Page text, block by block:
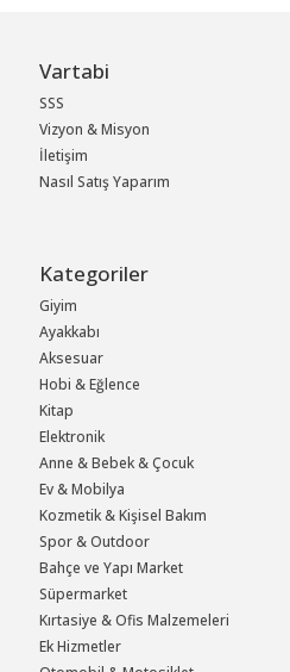
Vartabi
SSS
Vizyon & Misyon
İletişim
Nasıl Satış Yaparım
Kategoriler
Giyim
Ayakkabı
Aksesuar
Hobi & Eğlence
Kitap
Elektronik
Anne & Bebek & Çocuk
Ev & Mobilya
Kozmetik & Kişisel Bakım
Spor & Outdoor
Bahçe ve Yapı Market
Süpermarket
Kırtasiye & Ofis Malzemeleri
Ek Hizmetler